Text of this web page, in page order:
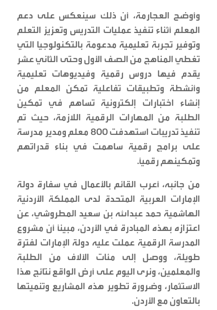
وأوضح العجارمة، أن ذلك سينعكس على دعم
المعلم أثناء تنفيذ عمليات التدريس وتعزيز التعلم
وتوفير تجربة تعليمية مدعومة بالتكنولوجيا التي
تغطي المناهج من الصف الأول وحتى الثاني عشر
يقدم فيها دروس رقمية وفيديوهات تعليمية
وأنشطة وتطبيقات تفاعلية تمكن المعلم من
إنشاء اختبارات إلكترونية تساهم في تمكين
الطلبة من المهارات الرقمية اللازمة، حيث تم
تنفيذ تدريبات استهدفت 800 معلم ومدير مدرسة
على برامج رقمية ساهمت في بناء قدراتهم
وتمكينهم رقميًا.
من جانبه، أعرب القائم بالأعمال في سفارة دولة
الإمارات العربية المتحدة لدى المملكة الأردنية
الهاشمية حمد عبدالله بن سعيد المطروشي، عن
اعتزازه بهذه المبادرة في الأردن، مبينًا أن مشروع
المدرسة الرقمية عملت عليه دولة الإمارات لفترة
طويلة، ووصل إلى مئات الآلاف من الطلبة
والمعلمين، ونرى اليوم على أرض الواقع نتائج هذا
الاستثمار، وضرورة تطوير هذه المشاريع وتنميتها
بالتعاون مع الأردن.